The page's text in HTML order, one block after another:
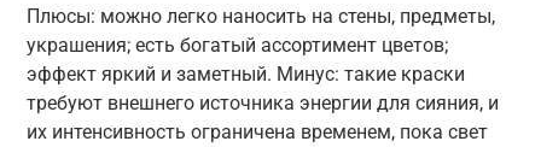
Плюсы: можно легко наносить на стены, предметы,
украшения; есть богатый ассортимент цветов;
эффект яркий и заметный. Минус: такие краски
требуют внешнего источника энергии для сияния, и
их интенсивность ограничена временем, пока свет